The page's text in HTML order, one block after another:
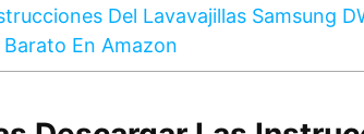
Del Lavavajillas Samsung
En Amazon